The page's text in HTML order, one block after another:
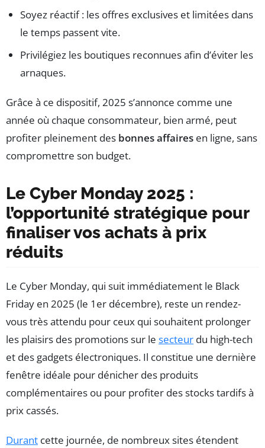
Soyez réactif : les offres exclusives et limitées dans
le temps passent vite.
Privilégiez les boutiques reconnues afin d’éviter les
arnaques.
Grâce à ce dispositif, 2025 s’annonce comme une
année où chaque consommateur, bien armé, peut
profiter pleinement des bonnes affaires en ligne, sans
compromettre son budget.
Le Cyber Monday 2025 :
l’opportunité stratégique pour
finaliser vos achats à prix
réduits
Le Cyber Monday, qui suit immédiatement le Black
Friday en 2025 (le 1er décembre), reste un rendez-
vous très attendu pour ceux qui souhaitent prolonger
les plaisirs des promotions sur le secteur du high-tech
et des gadgets électroniques. Il constitue une dernière
fenêtre idéale pour dénicher des produits
complémentaires ou pour profiter des stocks tardifs à
prix cassés.
Durant cette journée, de nombreux sites étendent